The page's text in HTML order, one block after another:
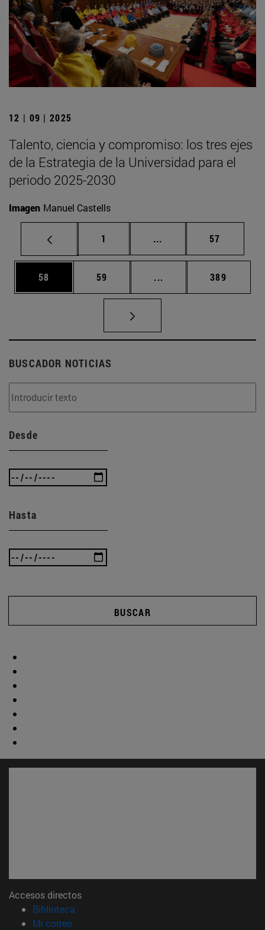
12 | 09 | 2025
Talento, ciencia y compromiso: los tres ejes
de la Estrategia de la Universidad para el
periodo 2025-2030
Imagen Manuel Castells
Página
1 ... Páginas intermedias
Página
57
Página
58 Página
59 ... Páginas intermedias
Página
389
BUSCADOR NOTICIAS
Desde
Hasta
BUSCAR
Accesos directos
Biblioteca
Mi correo(abre en nueva ventana)